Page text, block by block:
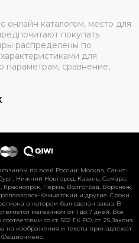
онлайн каталогом, место для
покупать
распределены по
для
параметрам, сравнение,
по всей России: Москва, Санкт-
Нижний Новгород, Казань, Самара,
Красноярск, Пермь, Волгоград, Воронеж,
Камчатский и другие. Сроки
в котором был сделан заказ. В
магазином от 1 до 7 дней. Все
со ст. 502 ГК РФ, ст. 25 Закона
на изображения и тексты принадлежат
Фашионменс.